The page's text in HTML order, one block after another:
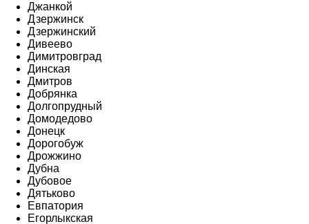
Джанкой
Дзержинск
Дзержинский
Дивеево
Димитровград
Динская
Дмитров
Добрянка
Долгопрудный
Домодедово
Донецк
Дорогобуж
Дрожжино
Дубна
Дубовое
Дятьково
Евпатория
Егорлыкская